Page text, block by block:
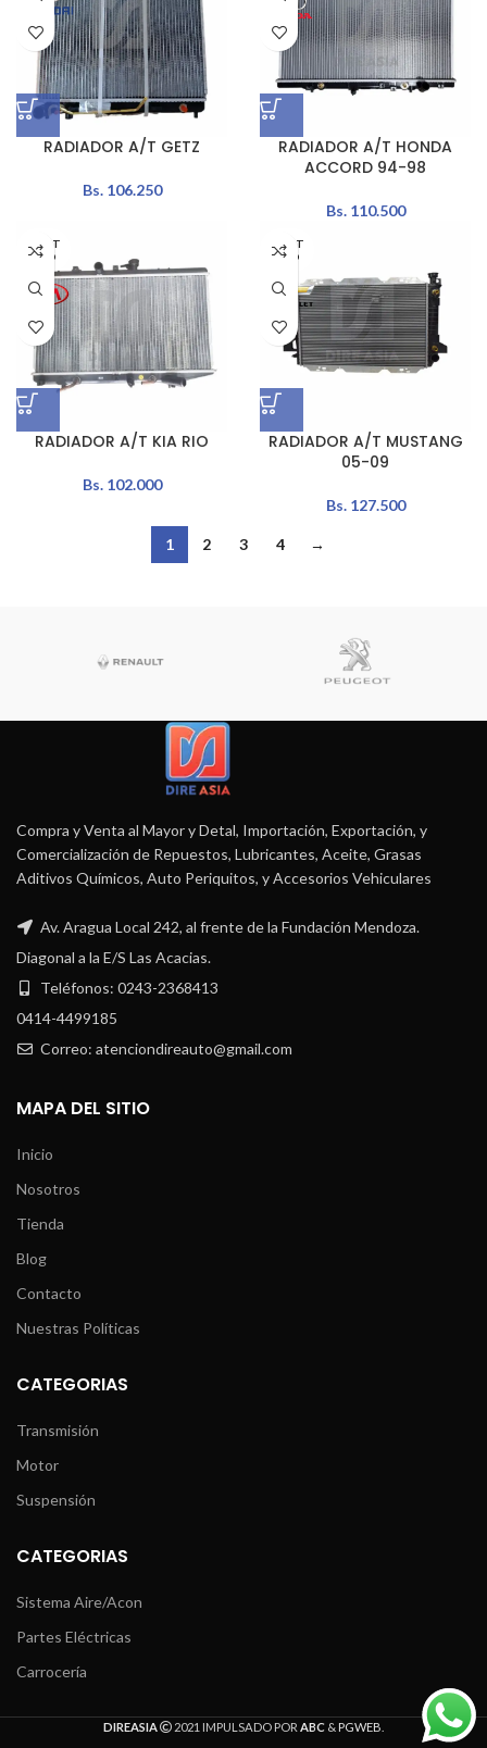
RADIADOR A/T GETZ
Bs.106.250
RADIADOR A/T HONDA
ACCORD 94-98
Bs.110.500
AGOT
ADO
RADIADOR A/T KIA RIO
Bs.102.000
AGOT
ADO
RADIADOR A/T MUSTANG
05-09
Bs.127.500
1 2 3 4 →
Compra y Venta al Mayor y Detal, Importación, Exportación, y
Comercialización de Repuestos, Lubricantes, Aceite, Grasas
Aditivos Químicos, Auto Periquitos, y Accesorios Vehiculares
Av. Aragua Local 242, al frente de la Fundación Mendoza.
Diagonal a la E/S Las Acacias.
Teléfonos: 0243-2368413
0414-4499185
Correo: atenciondireauto@gmail.com
MAPA DEL SITIO
Inicio
Nosotros
Tienda
Blog
Contacto
Nuestras Políticas
CATEGORIAS
Transmisión
Motor
Suspensión
CATEGORIAS
Sistema Aire/Acon
Partes Eléctricas
Carrocería
DIREASIA 2021 IMPULSADO POR ABC &PGWEB